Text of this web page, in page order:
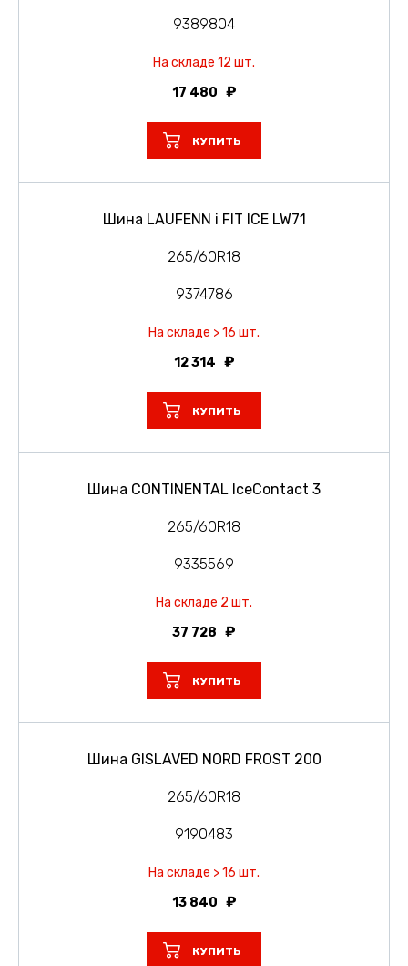
9389804
На складе 12 шт.
17 480
КУПИТЬ
Шина LAUFENN i FIT ICE LW71
265/60R18
9374786
На складе > 16 шт.
12 314
КУПИТЬ
Шина CONTINENTAL IceContact 3
265/60R18
9335569
На складе 2 шт.
37 728
КУПИТЬ
Шина GISLAVED NORD FROST 200
265/60R18
9190483
На складе > 16 шт.
13 840
КУПИТЬ